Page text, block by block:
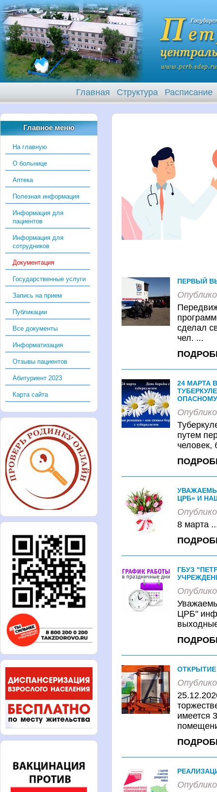
Главная Структура Расписание
Главное меню
На главную
О больнице
Аптека
Полезная информация
Информация для
пациентов
Информация для
сотрудников
Документация
Государственные услуги
Запись на прием
Публикации
Все документы
Информатизация
Отзывы пациентов
Абитуриент 2023
Карта сайта
ПЕРВЫЙ
сделал
чел. ...
24 МАРТА
путем
человек,
ЦРБ» И
8 марта
ГБУЗ
ЦРБ"
имеется